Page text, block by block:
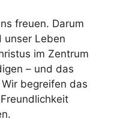
freuen. Darum
unser Leben
im Zentrum
– und das
begreifen das